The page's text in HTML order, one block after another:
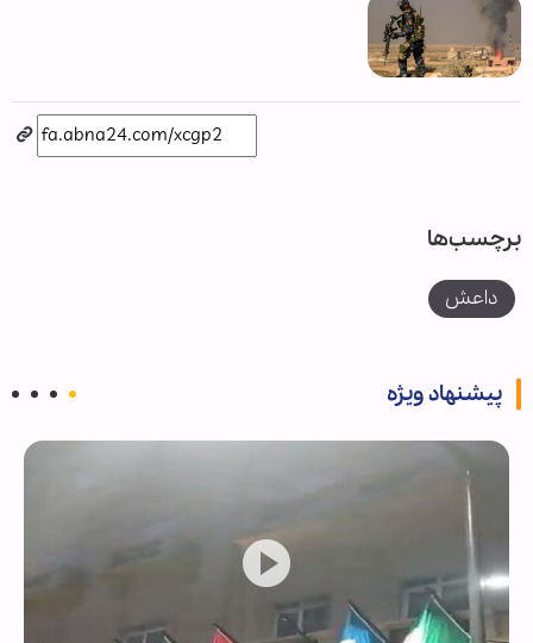
برچسب‌ها
داعش
پیشنهاد ویژه